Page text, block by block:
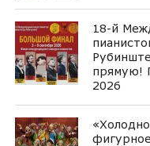
18-й
прямую!
2026